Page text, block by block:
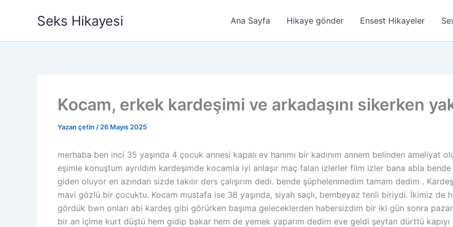
Seks Hikayesi Ana Sayfa Hikaye gönder Ensest Hikayeler
Kocam, erkek kardeşimi ve arkadaşını sikerken
Yazan çetin / 26 Mayıs 2025
merhaba ben inci 35 yaşında 4 çocuk annesi kapalı ev hanımı bir kadınım annem belinden ameliyat
eşimle konuştum ayrıldım kardeşimde kocamla iyi anlaşır maç falan izlerler film izler bana abla
giden oluyor en azından sizde takılır ders çalışırım dedi. bende şüphelenmedim tamam dedim .
mavi gözlü bir çocuktu. Kocam mustafa ise 38 yaşında, siyah saçlı, bembeyaz tenli biriydi. İkimiz de
gördük bwn onları abi kardeş gibi görürken başıma geleceklerden habersizdim bir iki gün sonra
bir an içime kurt düştü hem gidip bakar hem de yemek yaparım dedim eve geldi şeytan dürttü